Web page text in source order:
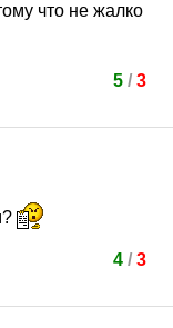
что не жалко
5/ 3
4/ 3